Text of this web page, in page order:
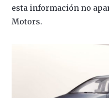
esta información no
Motors.